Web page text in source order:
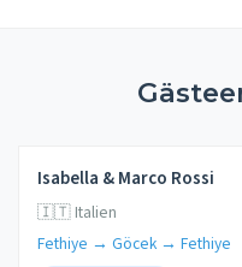
Isabella & Marco Rossi
🇮🇹 Italien
Fethiye → Göcek → Fethiye